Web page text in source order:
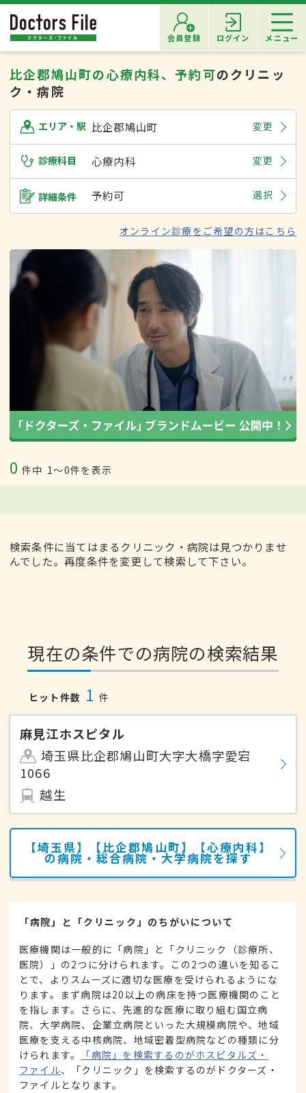
会員登録 ログイン メニュー
比企郡鳩山町の心療内科、予約可のクリニッ
ク・病院
エリア・駅 比企郡鳩山町 変更
診療科目 心療内科 変更
詳細条件 予約可 選択
オンライン診療をご希望の方はこちら
0 件中 1〜0件を表示
検索条件に当てはまるクリニック・病院は見つかりませ
んでした。再度条件を変更して検索して下さい。
現在の条件での病院の検索結果
ヒット件数 1 件
麻見江ホスピタル
埼玉県比企郡鳩山町大字大橋字愛宕
1066
越生
【埼玉県】【比企郡鳩山町】【心療内科】
の病院・総合病院・大学病院を探す
「病院」と「クリニック」のちがいについて
医療機関は一般的に「病院」と「クリニック（診療所、
医院）」の2つに分けられます。この2つの違いを知るこ
とで、よりスムーズに適切な医療を受けられるようにな
ります。まず病院は20以上の病床を持つ医療機関のこと
を指します。さらに、先進的な医療に取り組む国立病
院、大学病院、企業立病院といった大規模病院や、地域
医療を支える中核病院、地域密着型病院などの種類に分
けられます。
「病院」を検索するのがホスピタルズ・
ファイル、「クリニック」を検索するのがドクターズ・
ファイルとなります。